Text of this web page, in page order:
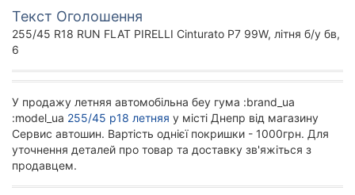
Текст Оголошення
255/45 R18 RUN FLAT PIRELLI Cinturato P7 99W, літня б/у бв,
6
У продажу летняя автомобільна беу гума :brand_ua
:model_ua 255/45 р18 летняя у місті Днепр від магазину
Сервис автошин. Вартість однієї покришки - 1000грн. Для
уточнення деталей про товар та доставку зв'яжіться з
продавцем.